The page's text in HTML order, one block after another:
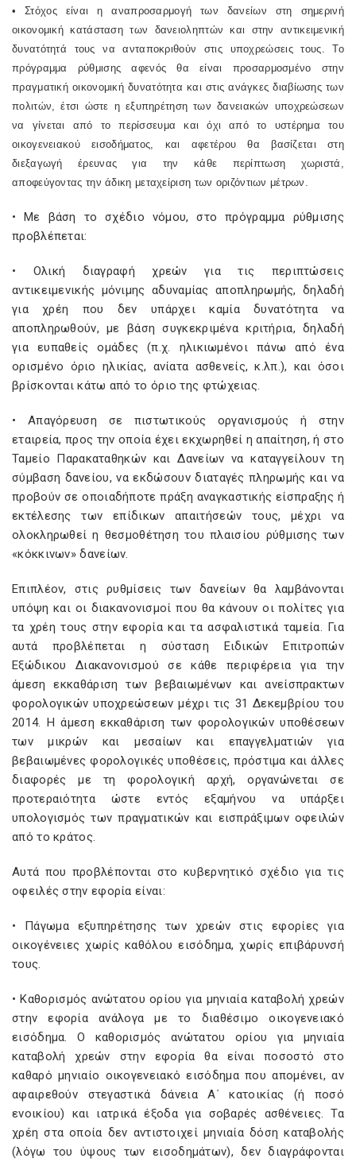
• Στόχος είναι η αναπροσαρμογή των δανείων στη σημερινή
οικονομική κατάσταση των δανειοληπτών και στην αντικειμενική
δυνατότητά τους να ανταποκριθούν στις υποχρεώσεις τους. Το
πρόγραμμα ρύθμισης αφενός θα είναι προσαρμοσμένο στην
πραγματική οικονομική δυνατότητα και στις ανάγκες διαβίωσης των
πολιτών, έτσι ώστε η εξυπηρέτηση των δανειακών υποχρεώσεων
να γίνεται από το περίσσευμα και όχι από το υστέρημα του
οικογενειακού εισοδήματος, και αφετέρου θα βασίζεται στη
διεξαγωγή έρευνας για την κάθε περίπτωση χωριστά,
αποφεύγοντας την άδικη μεταχείριση των οριζόντιων μέτρων.
• Με βάση το σχέδιο νόμου, στο πρόγραμμα ρύθμισης
προβλέπεται:
• Ολική διαγραφή χρεών για τις περιπτώσεις
αντικειμενικής μόνιμης αδυναμίας αποπληρωμής, δηλαδή
για χρέη που δεν υπάρχει καμία δυνατότητα να
αποπληρωθούν, με βάση συγκεκριμένα κριτήρια, δηλαδή
για ευπαθείς ομάδες (π.χ. ηλικιωμένοι πάνω από ένα
ορισμένο όριο ηλικίας, ανίατα ασθενείς, κ.λπ.), και όσοι
βρίσκονται κάτω από το όριο της φτώχειας.
• Απαγόρευση σε πιστωτικούς οργανισμούς ή στην
εταιρεία, προς την οποία έχει εκχωρηθεί η απαίτηση, ή στο
Ταμείο Παρακαταθηκών και Δανείων να καταγγείλουν τη
σύμβαση δανείου, να εκδώσουν διαταγές πληρωμής και να
προβούν σε οποιαδήποτε πράξη αναγκαστικής είσπραξης ή
εκτέλεσης των επίδικων απαιτήσεών τους, μέχρι να
ολοκληρωθεί η θεσμοθέτηση του πλαισίου ρύθμισης των
«κόκκινων» δανείων.
Επιπλέον, στις ρυθμίσεις των δανείων θα λαμβάνονται
υπόψη και οι διακανονισμοί που θα κάνουν οι πολίτες για
τα χρέη τους στην εφορία και τα ασφαλιστικά ταμεία. Για
αυτά προβλέπεται η σύσταση Ειδικών Επιτροπών
Εξώδικου Διακανονισμού σε κάθε περιφέρεια για την
άμεση εκκαθάριση των βεβαιωμένων και ανείσπρακτων
φορολογικών υποχρεώσεων μέχρι τις 31 Δεκεμβρίου του
2014. Η άμεση εκκαθάριση των φορολογικών υποθέσεων
των μικρών και μεσαίων και επαγγελματιών για
βεβαιωμένες φορολογικές υποθέσεις, πρόστιμα και άλλες
διαφορές με τη φορολογική αρχή, οργανώνεται σε
προτεραιότητα ώστε εντός εξαμήνου να υπάρξει
υπολογισμός των πραγματικών και εισπράξιμων οφειλών
από το κράτος.
Αυτά που προβλέπονται στο κυβερνητικό σχέδιο για τις
οφειλές στην εφορία είναι:
• Πάγωμα εξυπηρέτησης των χρεών στις εφορίες για
οικογένειες χωρίς καθόλου εισόδημα, χωρίς επιβάρυνσή
τους.
• Καθορισμός ανώτατου ορίου για μηνιαία καταβολή χρεών
στην εφορία ανάλογα με το διαθέσιμο οικογενειακό
εισόδημα. Ο καθορισμός ανώτατου ορίου για μηνιαία
καταβολή χρεών στην εφορία θα είναι ποσοστό στο
καθαρό μηνιαίο οικογενειακό εισόδημα που απομένει, αν
αφαιρεθούν στεγαστικά δάνεια Α΄ κατοικίας (ή ποσό
ενοικίου) και ιατρικά έξοδα για σοβαρές ασθένειες. Τα
χρέη στα οποία δεν αντιστοιχεί μηνιαία δόση καταβολής
(λόγω του ύψους των εισοδημάτων), δεν διαγράφονται